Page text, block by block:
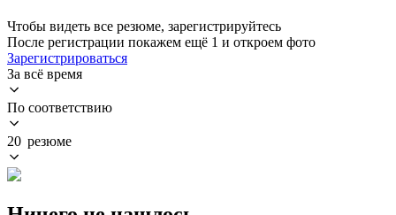
Чтобы видеть все резюме, зарегистрируйтесь
После регистрации покажем ещё 1 и откроем фото
Зарегистрироваться
За всё время
По соответствию
20 резюме